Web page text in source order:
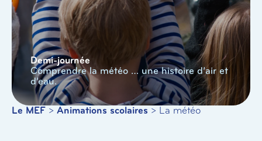
Demi-journée
Comprendre la météo … une histoire d’air et
d’eau.
Le MEF > Animations scolaires > La météo